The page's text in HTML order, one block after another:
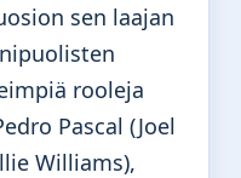
sen laajan
rooleja
Pascal (Joel
Williams),